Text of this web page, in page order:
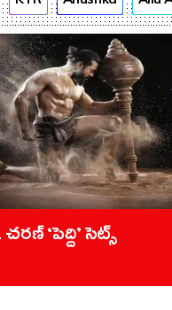
‘పెద్ది’ సెట్స్